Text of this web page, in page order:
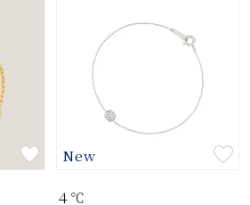
すべてのジュエリー
New
４℃